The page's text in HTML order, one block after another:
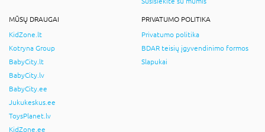
MŪSŲ DRAUGAI
KidZone.lt
Kotryna Group
BabyCity.lt
BabyCity.lv
BabyCity.ee
Jukukeskus.ee
ToysPlanet.lv
KidZone.ee
PRIVATUMO POLITIKA
Privatumo politika
BDAR teisių įgyvendinimo formos
Slapukai